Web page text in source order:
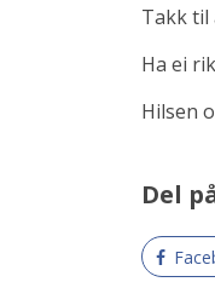
Takk til
Ha ei
Hilsen
Del